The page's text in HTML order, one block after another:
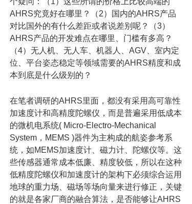
AHRS究竟好在哪里？（2）国内的AHRS产品
对比国外的有什么差距或者说差别呢？（3）
AHRS产品的开发难点在哪里、门槛有多高？
（4）无人机、无人车、机器人、AGV 、室内定
位、平台姿态稳定等领域需要的AHRS精度和成
本到底是什么级别的？
在笔者调研的AHRS里面，都没有采用高可靠性
加速度计和高精度陀螺仪，而是普遍采用低成本
的微机电系统( Micro-Electro-Mechanical
System ， MEMS )器件为主构成的航姿参考系
统，如MEMS加速度计、磁力计、陀螺仪等。这
些传感器通常成本低廉、精度较低，所以在这种
低精度陀螺仪和加速度计的架构下必须综合运用
地球的重力场、磁场等场向量来进行修正，关键
的就是各家厂商的融合算法，是否能够让AHRS